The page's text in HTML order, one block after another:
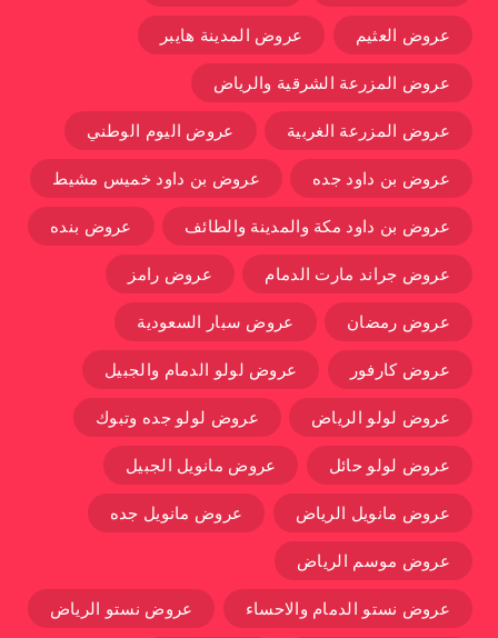
عروض العثيم عروض المدينة هايبر
عروض المزرعة الشرقية والرياض
عروض المزرعة الغربية عروض اليوم الوطني
عروض بن داود جده عروض بن داود خميس مشيط
عروض بن داود مكة والمدينة والطائف عروض بنده
عروض جراند مارت الدمام عروض رامز
عروض رمضان عروض سبار السعودية
عروض كارفور عروض لولو الدمام والجبيل
عروض لولو الرياض عروض لولو جده وتبوك
عروض لولو حائل عروض مانويل الجبيل
عروض مانويل الرياض عروض مانويل جده
عروض موسم الرياض
عروض نستو الدمام والاحساء عروض نستو الرياض